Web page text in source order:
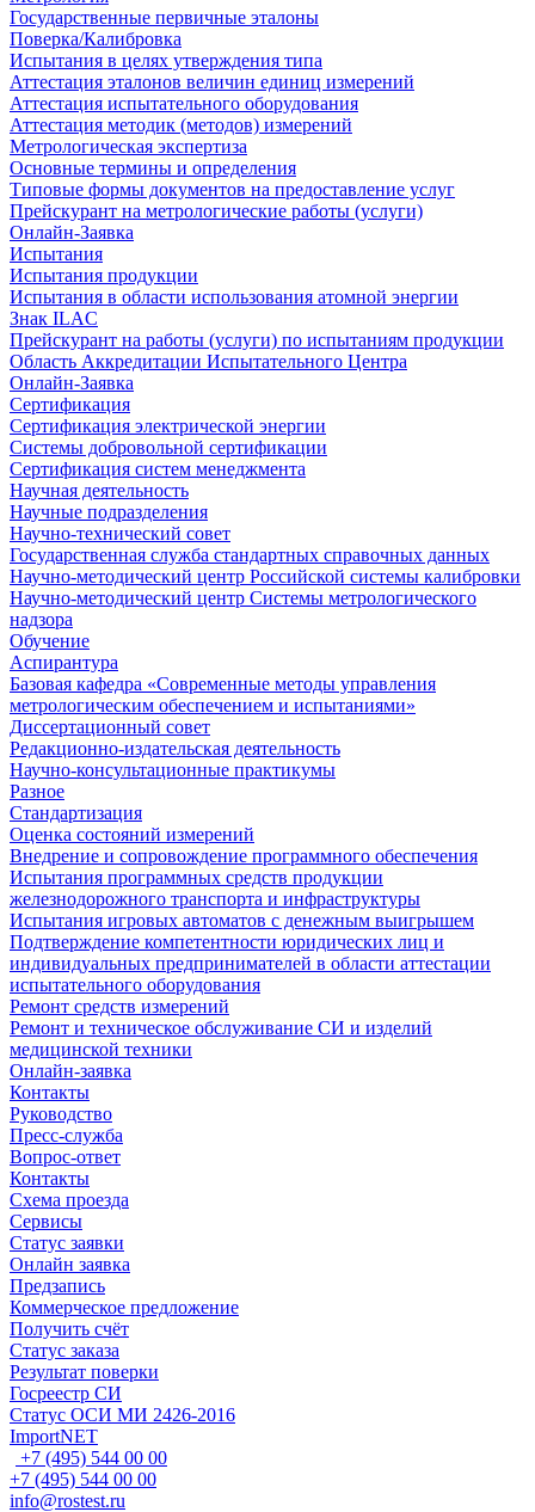
Государственные первичные эталоны
Поверка/Калибровка
Испытания в целях утверждения типа
Аттестация эталонов величин единиц измерений
Аттестация испытательного оборудования
Аттестация методик (методов) измерений
Метрологическая экспертиза
Основные термины и определения
Типовые формы документов на предоставление услуг
Прейскурант на метрологические работы (услуги)
Онлайн-Заявка
Испытания
Испытания продукции
Испытания в области использования атомной энергии
Знак ILAC
Прейскурант на работы (услуги) по испытаниям продукции
Область Аккредитации Испытательного Центра
Онлайн-Заявка
Сертификация
Сертификация электрической энергии
Системы добровольной сертификации
Сертификация систем менеджмента
Научная деятельность
Научные подразделения
Научно-технический совет
Государственная служба стандартных справочных данных
Научно-методический центр Российской системы калибровки
Научно-методический центр Системы метрологического
надзора
Обучение
Аспирантура
Базовая кафедра «Современные методы управления
метрологическим обеспечением и испытаниями»
Диссертационный совет
Редакционно-издательская деятельность
Научно-консультационные практикумы
Разное
Стандартизация
Оценка состояний измерений
Внедрение и сопровождение программного обеспечения
Испытания программных средств продукции
железнодорожного транспорта и инфраструктуры
Испытания игровых автоматов с денежным выигрышем
Подтверждение компетентности юридических лиц и
индивидуальных предпринимателей в области аттестации
испытательного оборудования
Ремонт средств измерений
Ремонт и техническое обслуживание СИ и изделий
медицинской техники
Онлайн-заявка
Контакты
Руководство
Пресс-служба
Вопрос-ответ
Контакты
Схема проезда
Сервисы
Статус заявки
Онлайн заявка
Предзапись
Коммерческое предложение
Получить счёт
Статус заказа
Результат поверки
Госреестр СИ
Статус ОСИ МИ 2426-2016
ImportNET
+7 (495) 544 00 00
+7 (495) 544 00 00
info@rostest.ru